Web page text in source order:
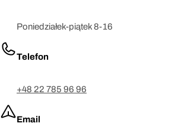
Poniedziałek-piątek 8-16
Telefon
+48 22 785 96 96
Email